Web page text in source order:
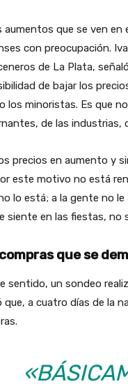
aumentos que se ven
con preocupación.
de La Plata,
de bajar los
los minoristas. Es que
de las industrias,
precios en aumento y
este motivo no está
lo está; a la gente no
siente en las fiestas, no
que se
sentido, un sondeo
que, a cuatro días de la